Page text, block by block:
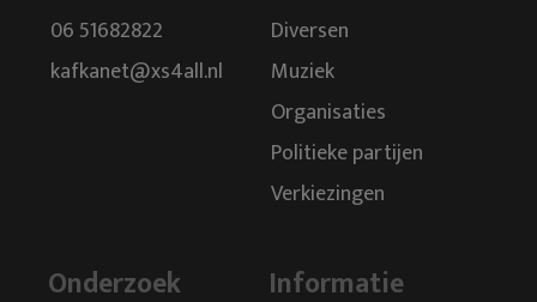
06 51682822
kafkanet@xs4all.nl
Diversen
Muziek
Organisaties
Politieke partijen
Verkiezingen
Onderzoek Informatie